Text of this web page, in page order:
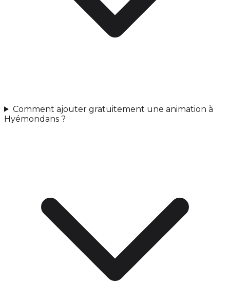
Comment ajouter gratuitement une animation à
Hyémondans ?